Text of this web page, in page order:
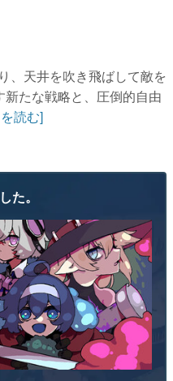
、天井を吹き飛ばして敵を
新たな戦略と、圧倒的自由
読む]
た。